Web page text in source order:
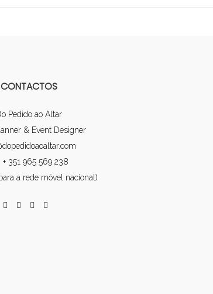
CONTACTOS
Pedido ao Altar
& Event Designer
+ 351 965 569 238
a rede móvel nacional)